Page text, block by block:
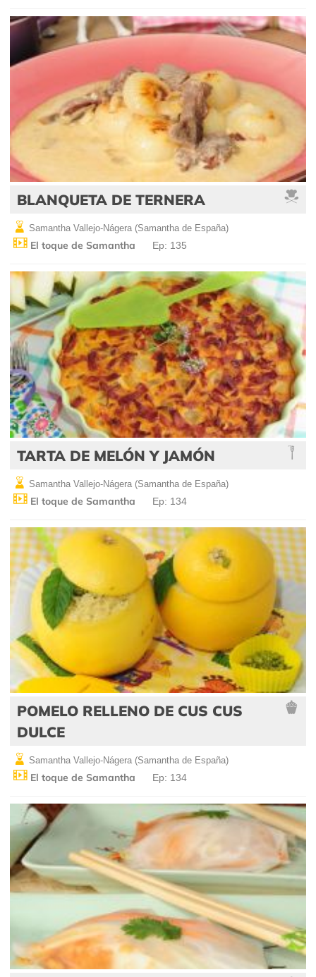
BLANQUETA DE TERNERA
Samantha Vallejo-Nágera (Samantha de España)
El toque de Samantha Ep: 135
TARTA DE MELÓN Y JAMÓN
Samantha Vallejo-Nágera (Samantha de España)
El toque de Samantha Ep: 134
POMELO RELLENO DE CUS CUS
DULCE
Samantha Vallejo-Nágera (Samantha de España)
El toque de Samantha Ep: 134